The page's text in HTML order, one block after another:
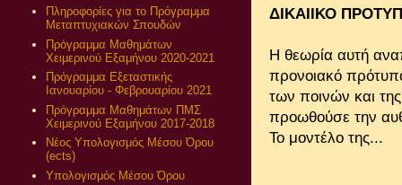
ΔΙΚΑΙΙΚΟ
Η θεωρία αυτή
προνοιακό
των ποινών και
προωθούσε την
Το μοντέλο της...
Πληροφορίες για το Πρόγραμμα
Μεταπτυχιακών Σπουδών
Πρόγραμμα Μαθημάτων
Χειμερινού Εξαμήνου 2020-2021
Πρόγραμμα Εξεταστικής
Ιανουαρίου - Φεβρουαρίου 2021
Πρόγραμμα Μαθημάτων ΠΜΣ
Χειμερινού Εξαμήνου 2017-2018
Νέος Υπολογισμός Μέσου Όρου
(ects)
Υπολογισμός Μέσου Όρου